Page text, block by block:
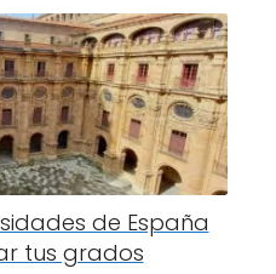
de España
tus grados